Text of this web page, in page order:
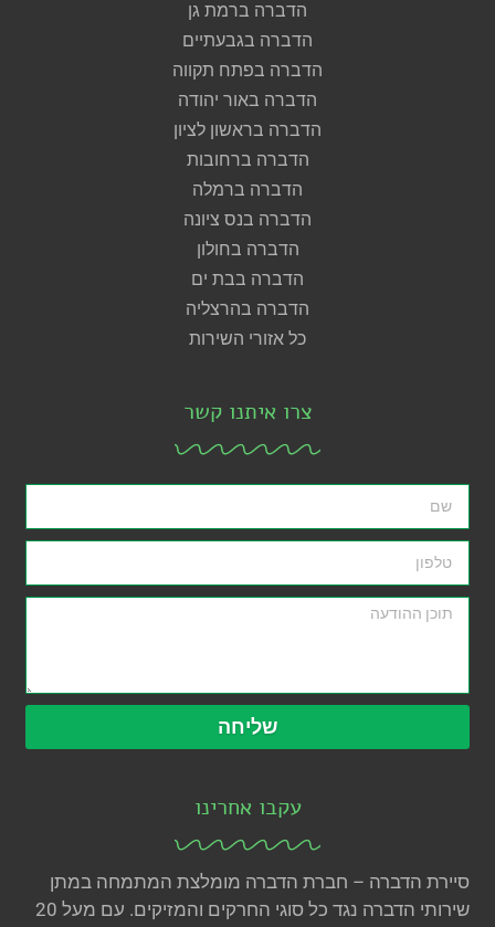
הדברה ברמת גן
הדברה בגבעתיים
הדברה בפתח תקווה
הדברה באור יהודה
הדברה בראשון לציון
הדברה ברחובות
הדברה ברמלה
הדברה בנס ציונה
הדברה בחולון
הדברה בבת ים
הדברה בהרצליה
כל אזורי השירות
צרו איתנו קשר
שליחה
עקבו אחרינו
סיירת הדברה – חברת הדברה מומלצת המתמחה במתן
שירותי הדברה נגד כל סוגי החרקים והמזיקים. עם מעל 20